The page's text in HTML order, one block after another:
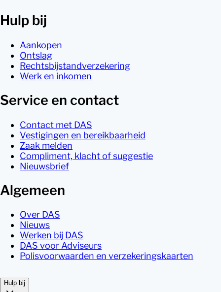
Hulp bij
Aankopen
Ontslag
Rechtsbijstandverzekering
Werk en inkomen
Service en contact
Contact met DAS
Vestigingen en bereikbaarheid
Zaak melden
Compliment, klacht of suggestie
Nieuwsbrief
Algemeen
Over DAS
Nieuws
Werken bij DAS
DAS voor Adviseurs
Polisvoorwaarden en verzekeringskaarten
Hulp bij